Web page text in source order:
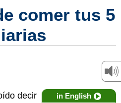
comer tus 5
in English
decir